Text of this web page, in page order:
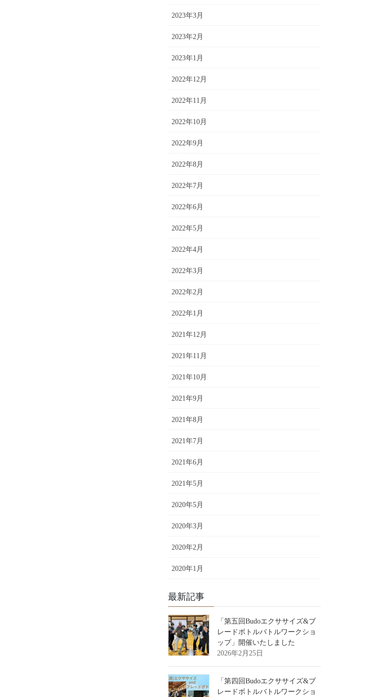
2023年3月
2023年2月
2023年1月
2022年12月
2022年11月
2022年10月
2022年9月
2022年8月
2022年7月
2022年6月
2022年5月
2022年4月
2022年3月
2022年2月
2022年1月
2021年12月
2021年11月
2021年10月
2021年9月
2021年8月
2021年7月
2021年6月
2021年5月
2020年5月
2020年3月
2020年2月
2020年1月
最新記事
「第五回Budoエクササイズ&ブ
レードボトルバトルワークショ
ップ」開催いたしました
2026年2月25日
「第四回Budoエクササイズ&ブ
レードボトルバトルワークショ